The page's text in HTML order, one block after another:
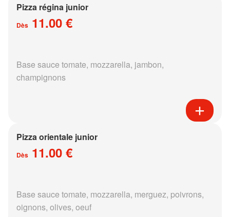
Pizza régina junior
Dès 11.00 €
Base sauce tomate, mozzarella, jambon,
champignons
Pizza orientale junior
Dès 11.00 €
Base sauce tomate, mozzarella, merguez, poivrons,
oignons, olives, oeuf